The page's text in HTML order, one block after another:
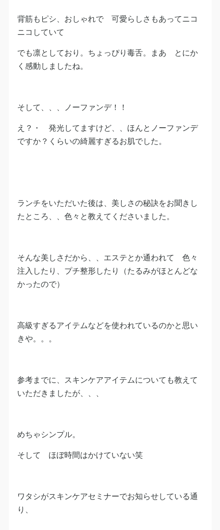
背筋もピシ、おしゃれで 可愛らしさもあってニコ
ニコしていて
でも凛としており。ちょっぴり毒舌。まあ とにか
く感動しましたね。
そして、、、ノーファンデ！！
え？・ 発光してますけど、、ほんとノーファンデ
ですか？くらいの綺麗すぎるお肌でした。
ランチをいただいた後は、美しさの秘訣をお聞きし
たところ、、色々と教えてくださいました。
そんな美しさだから、、エステとか通われて 色々
注入したり、プチ整形したり（たるみがほとんどな
かったので）
高級すぎるアイテムなどを使われているのかと思い
きや。。。
参考までに、スキンケアアイテムについても教えて
いただきましたが、、、
めちゃシンプル。
そして ほぼ時間はかけていない笑
ワタシがスキンケアセミナーでお知らせしている通
り、